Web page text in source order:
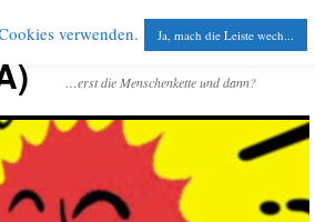
…erst die Menschenkette und dann?
verwenden. Ja, mach die Leiste wech...